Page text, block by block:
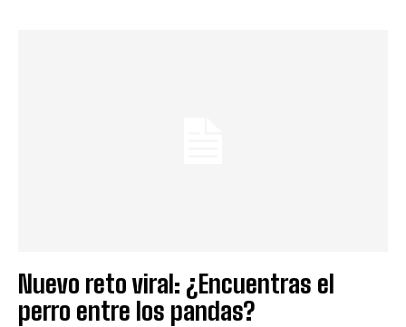
Nuevo reto viral: ¿Encuentras el
perro entre los pandas?